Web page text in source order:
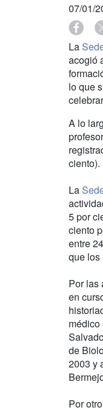
07/01/
La
acogió
lo que
A lo
ciento).
La
5 por
ciento
entre
que los
Por las
en
de
2003 y
Por